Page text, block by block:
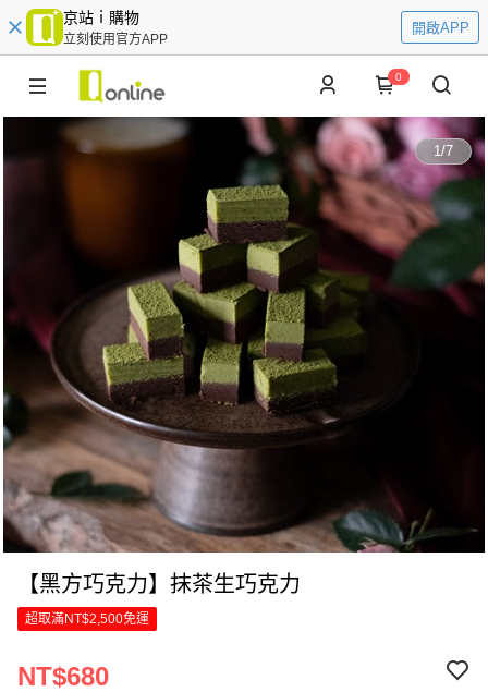
京站ｉ購物
立刻使用官方APP
開啟APP
0
1/7
【黑方巧克力】抹茶生巧克力
超取滿NT$2,500免運
NT$680